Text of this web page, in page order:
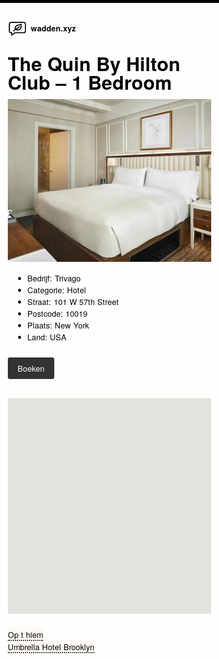
Skip
wadden.xyz
The Quin By Hilton
Club – 1 Bedroom
Bedrijf: Trivago
Categorie: Hotel
Straat: 101 W 57th Street
Postcode: 10019
Plaats: New York
Land: USA
Boeken
Bericht
navigatie
Op t hiem
Umbrella Hotel Brooklyn